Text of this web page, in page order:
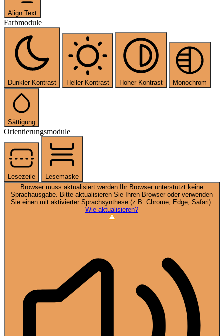
Align Text
Farbmodule
Dunkler Kontrast Heller Kontrast Hoher Kontrast Monochrom
Sättigung
Orientierungsmodule
Lesezeile
Lesemaske
Browser muss aktualisiert werden
Ihr Browser unterstützt keine
Sprachausgabe. Bitte aktualisieren Sie Ihren Browser oder verwenden
Sie einen mit aktivierter Sprachsynthese (z.B. Chrome, Edge, Safari).
Wie aktualisieren?